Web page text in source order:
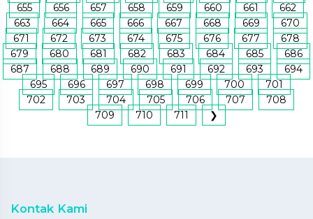
655
656 657 658 659 660 661
662
663
664 665 666 667 668 669
670
671
672 673 674 675 676 677
678
679
680 681 682 683 684 685
686
687
688 689 690 691 692 693
694
695
696 697 698 699 700
701
702
703 704 705 706 707
708
709
710 711 ❯
Kontak Kami